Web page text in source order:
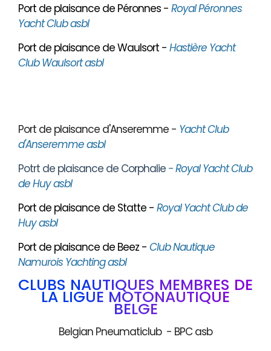
Port de plaisance de Péronnes - Royal Péronnes
Yacht Club asbl
Port de plaisance de Waulsort - Hastière Yacht
Club Waulsort asbl
Port de plaisance d'Anseremme - Yacht Club
d'Anseremme asbl
Potrt de plaisance de Corphalie - Royal Yacht Club
de Huy asbl
Port de plaisance de Statte - Royal Yacht Club de
Huy asbl
Port de plaisance de Beez - Club Nautique
Namurois Yachting asbl
CLUBS NAUTIQUES MEMBRES DE
LA LIGUE MOTONAUTIQUE
BELGE
Belgian Pneumaticlub - BPC asb